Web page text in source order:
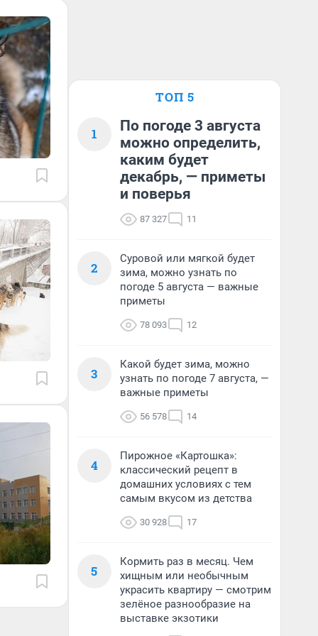
ТОП 5
1
По погоде 3 августа
можно определить,
каким будет
декабрь, — приметы
и поверья
87 327 11
2
Суровой или мягкой будет
зима, можно узнать по
погоде 5 августа — важные
приметы
78 093 12
3
Какой будет зима, можно
узнать по погоде 7 августа, —
важные приметы
56 578 14
4
Пирожное «Картошка»:
классический рецепт в
домашних условиях с тем
самым вкусом из детства
30 928 17
5
Кормить раз в месяц. Чем
хищным или необычным
украсить квартиру — смотрим
зелёное разнообразие на
выставке экзотики